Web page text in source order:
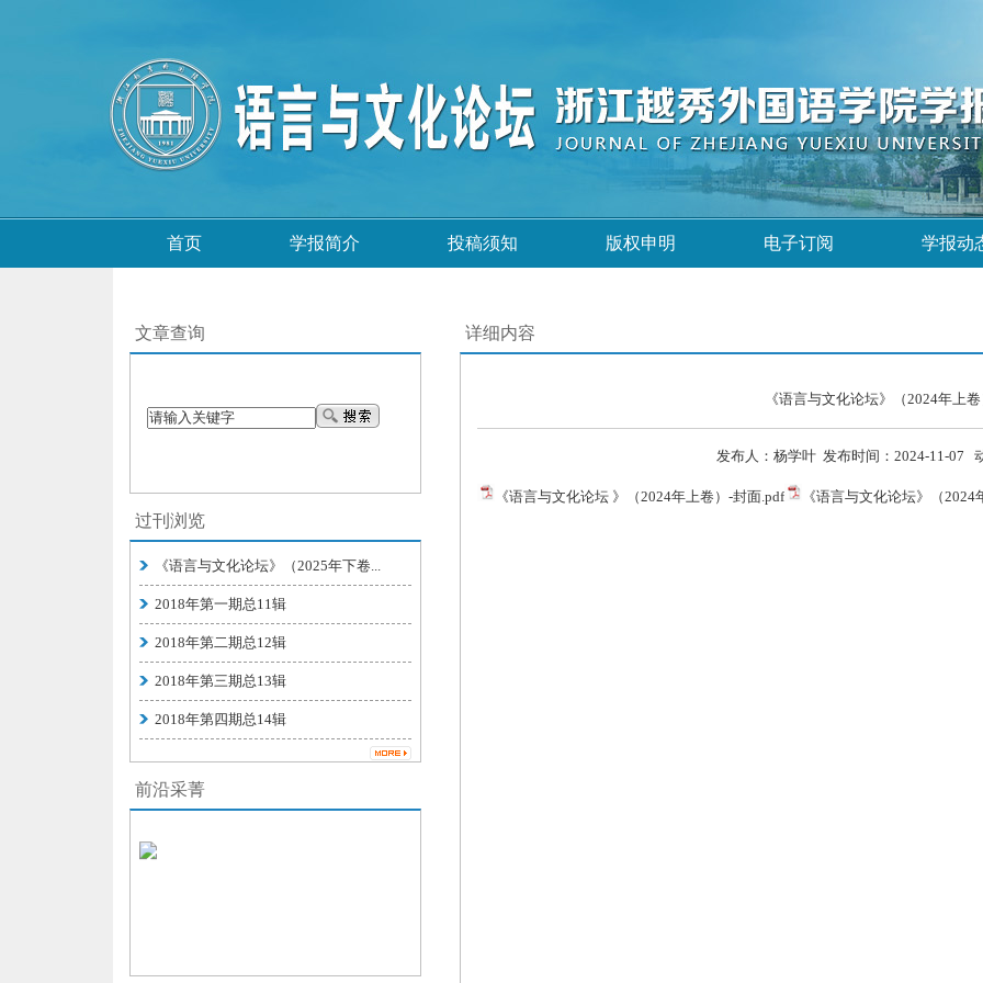
首页 学报简介 投稿须知 版权申明 电子订阅 学报动
文章查询
过刊浏览
《语言与文化论坛》（2025年下卷...
2018年第一期总11辑
2018年第二期总12辑
2018年第三期总13辑
2018年第四期总14辑
前沿采菁
详细内容
《语言与文化论坛》（2024年上
发布人：杨学叶 发布时间：2024-11-07
《语言与文化论坛 》（2024年上卷）-封面.pdf 《语言与文化论坛》（